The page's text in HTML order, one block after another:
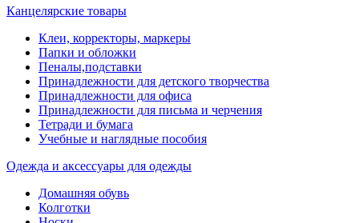
Канцелярские товары
Клеи, корректоры, маркеры
Папки и обложки
Пеналы,подставки
Принадлежности для детского творчества
Принадлежности для офиса
Принадлежности для письма и черчения
Тетради и бумага
Учебные и наглядные пособия
Одежда и аксессуары для одежды
Домашняя обувь
Колготки